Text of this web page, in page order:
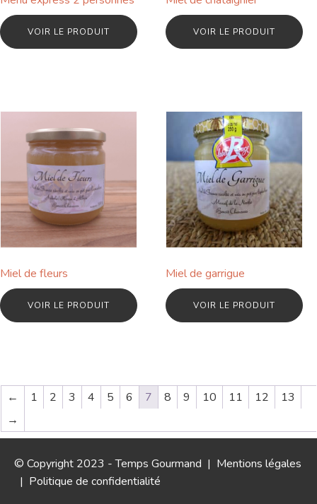
VOIR LE PRODUIT VOIR LE PRODUIT
Miel de fleurs
VOIR LE PRODUIT
Miel de garrigue
VOIR LE PRODUIT
← 1 2 3 4 5 6 7 8 9 10 11 12
13
→
© Copyright 2023 - Temps Gourmand | Mentions légales
| Politique de confidentialité